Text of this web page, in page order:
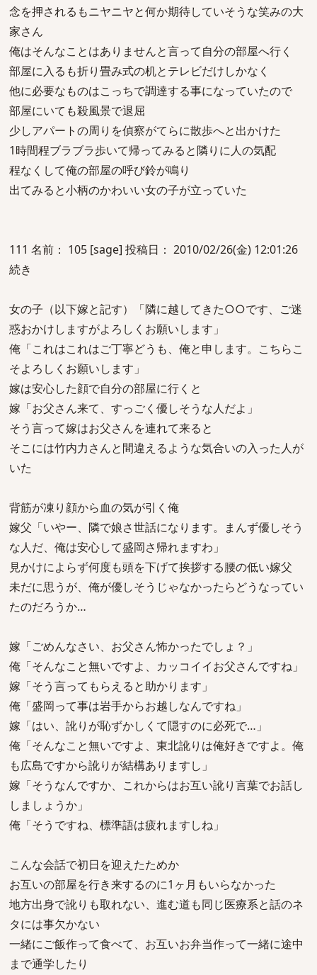
念を押されるもニヤニヤと何か期待していそうな笑みの大
家さん
俺はそんなことはありませんと言って自分の部屋へ行く
部屋に入るも折り畳み式の机とテレビだけしかなく
他に必要なものはこっちで調達する事になっていたので
部屋にいても殺風景で退屈
少しアパートの周りを偵察がてらに散歩へと出かけた
1時間程ブラブラ歩いて帰ってみると隣りに人の気配
程なくして俺の部屋の呼び鈴が鳴り
出てみると小柄のかわいい女の子が立っていた
111 名前： 105 [sage] 投稿日： 2010/02/26(金) 12:01:26
続き
女の子（以下嫁と記す）「隣に越してきた○○です、ご迷
惑おかけしますがよろしくお願いします」
俺「これはこれはご丁寧どうも、俺と申します。こちらこ
そよろしくお願いします」
嫁は安心した顔で自分の部屋に行くと
嫁「お父さん来て、すっごく優しそうな人だよ」
そう言って嫁はお父さんを連れて来ると
そこには竹内力さんと間違えるような気合いの入った人が
いた
背筋が凍り顔から血の気が引く俺
嫁父「いやー、隣で娘さ世話になります。まんず優しそう
な人だ、俺は安心して盛岡さ帰れますわ」
見かけによらず何度も頭を下げて挨拶する腰の低い嫁父
未だに思うが、俺が優しそうじゃなかったらどうなってい
たのだろうか…
嫁「ごめんなさい、お父さん怖かったでしょ？」
俺「そんなこと無いですよ、カッコイイお父さんですね」
嫁「そう言ってもらえると助かります」
俺「盛岡って事は岩手からお越しなんですね」
嫁「はい、訛りが恥ずかしくて隠すのに必死で…」
俺「そんなこと無いですよ、東北訛りは俺好きですよ。俺
も広島ですから訛りが結構ありますし」
嫁「そうなんですか、これからはお互い訛り言葉でお話し
しましょうか」
俺「そうですね、標準語は疲れますしね」
こんな会話で初日を迎えたためか
お互いの部屋を行き来するのに1ヶ月もいらなかった
地方出身で訛りも取れない、進む道も同じ医療系と話のネ
タには事欠かない
一緒にご飯作って食べて、お互いお弁当作って一緒に途中
まで通学したり